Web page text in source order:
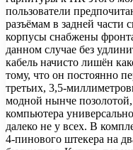
пользователи
разъёмам в задней части
корпусы снабжены
данном случае без
кабель начисто лишён
тому, что он постоянно
третьих, 3,5-
модной нынче позолотой,
компьютера
далеко не у всех. В
4-пинового штекера на